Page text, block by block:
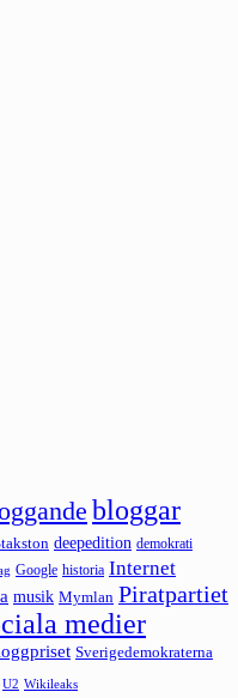
bloggar
deepedition demokrati
Google historia Internet
musik Mymlan Piratpartiet
medier
Sverigedemokraterna
U2 Wikileaks